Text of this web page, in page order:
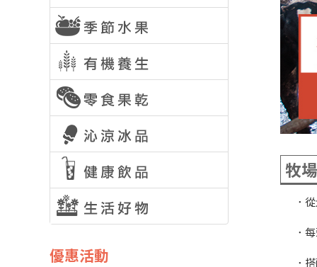
優惠活動
牧
．
．
．